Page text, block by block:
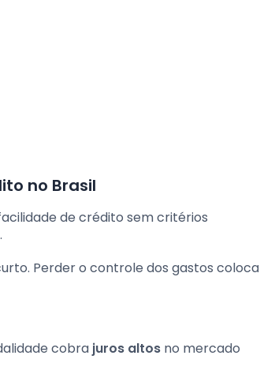
no Brasil
de crédito sem critérios
Perder o controle dos gastos coloca
cobra juros altos no mercado